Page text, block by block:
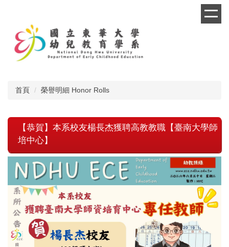
首頁 榮譽明細 Honor Rolls
【恭賀】本系校友楊長杰獲聘高教教職【臺南大學師
培中心】